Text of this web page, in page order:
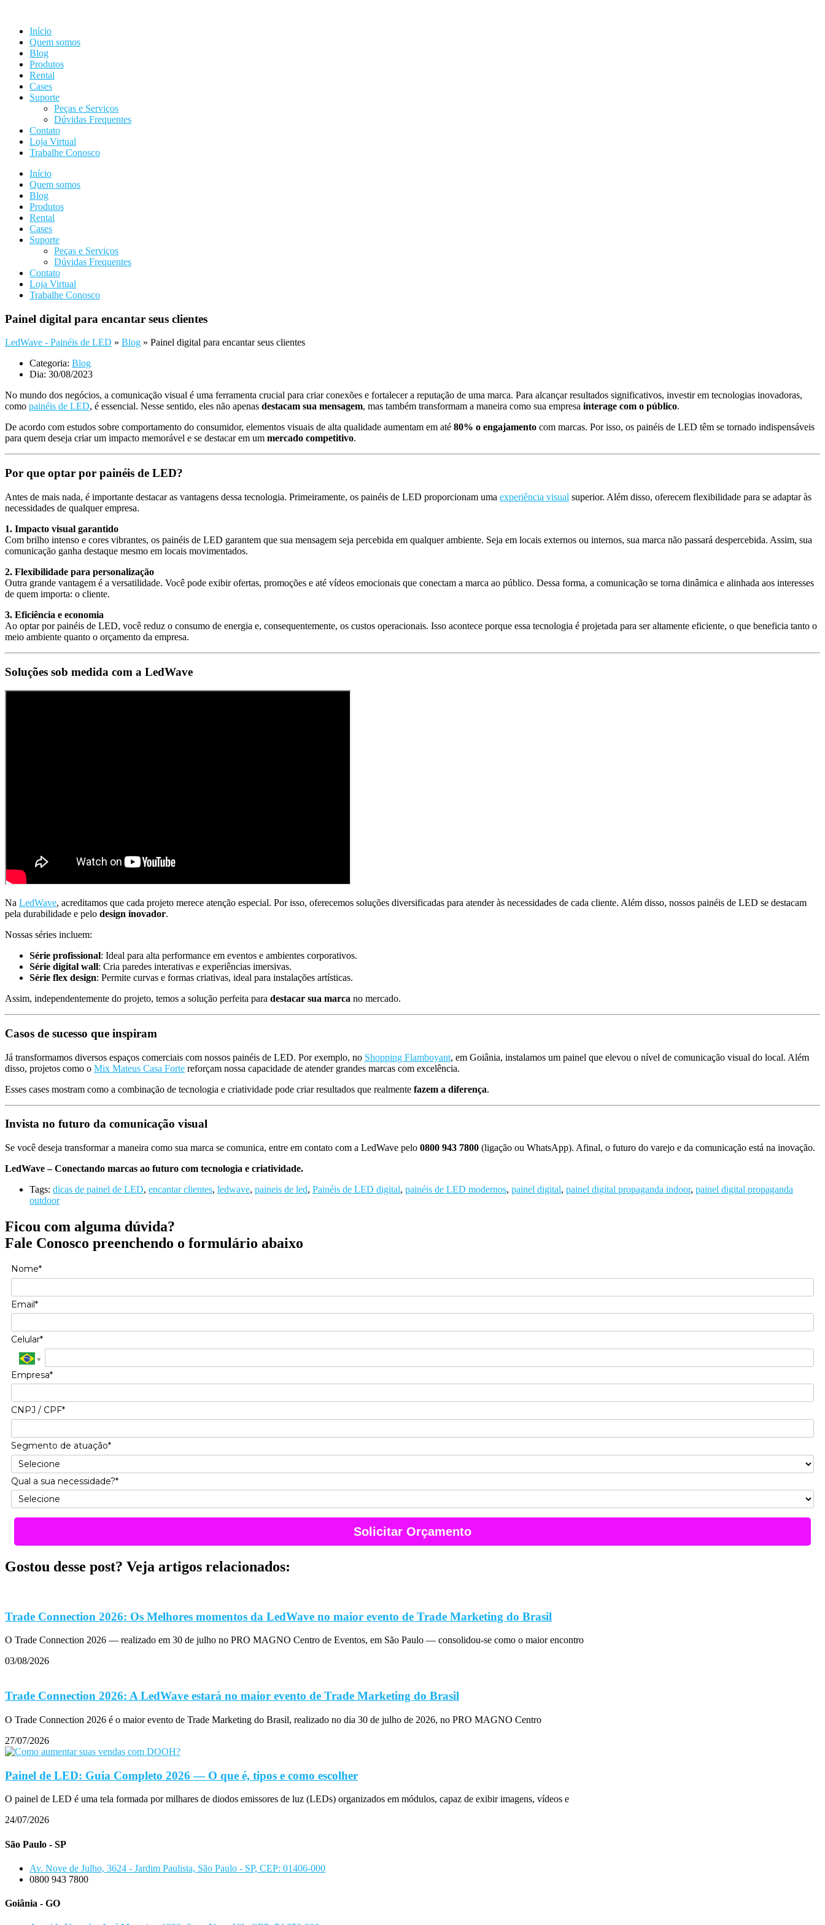
conteúdo
Início
Quem somos
Blog
Produtos
Rental
Cases
Suporte
Peças e Serviços
Dúvidas Frequentes
Contato
Loja Virtual
Trabalhe Conosco
Início
Quem somos
Blog
Produtos
Rental
Cases
Suporte
Peças e Serviços
Dúvidas Frequentes
Contato
Loja Virtual
Trabalhe Conosco
Painel digital para encantar seus clientes
LedWave - Painéis de LED » Blog » Painel digital para encantar seus clientes
Categoria: Blog
Dia: 30/08/2023
No mundo dos negócios, a comunicação visual é uma ferramenta crucial para criar conexões e fortalecer a reputação de uma marca. Para alcançar resultados significativos, investir em tecnologias inovadoras,
como painéis de LED, é essencial. Nesse sentido, eles não apenas destacam sua mensagem, mas também transformam a maneira como sua empresa interage com o público.
De acordo com estudos sobre comportamento do consumidor, elementos visuais de alta qualidade aumentam em até 80% o engajamento com marcas. Por isso, os painéis de LED têm se tornado indispensáveis
para quem deseja criar um impacto memorável e se destacar em um mercado competitivo.
Por que optar por painéis de LED?
Antes de mais nada, é importante destacar as vantagens dessa tecnologia. Primeiramente, os painéis de LED proporcionam uma experiência visual superior. Além disso, oferecem flexibilidade para se adaptar às
necessidades de qualquer empresa.
1. Impacto visual garantido
Com brilho intenso e cores vibrantes, os painéis de LED garantem que sua mensagem seja percebida em qualquer ambiente. Seja em locais externos ou internos, sua marca não passará despercebida. Assim, sua
comunicação ganha destaque mesmo em locais movimentados.
2. Flexibilidade para personalização
Outra grande vantagem é a versatilidade. Você pode exibir ofertas, promoções e até vídeos emocionais que conectam a marca ao público. Dessa forma, a comunicação se torna dinâmica e alinhada aos interesses
de quem importa: o cliente.
3. Eficiência e economia
Ao optar por painéis de LED, você reduz o consumo de energia e, consequentemente, os custos operacionais. Isso acontece porque essa tecnologia é projetada para ser altamente eficiente, o que beneficia tanto o
meio ambiente quanto o orçamento da empresa.
Soluções sob medida com a LedWave
Na LedWave, acreditamos que cada projeto merece atenção especial. Por isso, oferecemos soluções diversificadas para atender às necessidades de cada cliente. Além disso, nossos painéis de LED se destacam
pela durabilidade e pelo design inovador.
Nossas séries incluem:
Série profissional: Ideal para alta performance em eventos e ambientes corporativos.
Série digital wall: Cria paredes interativas e experiências imersivas.
Série flex design: Permite curvas e formas criativas, ideal para instalações artísticas.
Assim, independentemente do projeto, temos a solução perfeita para destacar sua marca no mercado.
Casos de sucesso que inspiram
Já transformamos diversos espaços comerciais com nossos painéis de LED. Por exemplo, no Shopping Flamboyant, em Goiânia, instalamos um painel que elevou o nível de comunicação visual do local. Além
disso, projetos como o Mix Mateus Casa Forte reforçam nossa capacidade de atender grandes marcas com excelência.
Esses cases mostram como a combinação de tecnologia e criatividade pode criar resultados que realmente fazem a diferença.
Invista no futuro da comunicação visual
Se você deseja transformar a maneira como sua marca se comunica, entre em contato com a LedWave pelo 0800 943 7800 (ligação ou WhatsApp). Afinal, o futuro do varejo e da comunicação está na inovação.
LedWave – Conectando marcas ao futuro com tecnologia e criatividade.
Tags: dicas de painel de LED, encantar clientes, ledwave, paineis de led, Painéis de LED digital, painéis de LED modernos, painel digital, painel digital propaganda indoor, painel digital propaganda
outdoor
Ficou com alguma dúvida?
Fale Conosco preenchendo o formulário abaixo
Nome*
Email*
Celular*
Empresa*
CNPJ / CPF*
Segmento de atuação*
Qual a sua necessidade?*
Solicitar Orçamento
Gostou desse post? Veja artigos relacionados:
Trade Connection 2026: Os Melhores momentos da LedWave no maior evento de Trade Marketing do Brasil
O Trade Connection 2026 — realizado em 30 de julho no PRO MAGNO Centro de Eventos, em São Paulo — consolidou-se como o maior encontro
03/08/2026
Trade Connection 2026: A LedWave estará no maior evento de Trade Marketing do Brasil
O Trade Connection 2026 é o maior evento de Trade Marketing do Brasil, realizado no dia 30 de julho de 2026, no PRO MAGNO Centro
27/07/2026
Painel de LED: Guia Completo 2026 — O que é, tipos e como escolher
O painel de LED é uma tela formada por milhares de diodos emissores de luz (LEDs) organizados em módulos, capaz de exibir imagens, vídeos e
24/07/2026
São Paulo - SP
Av. Nove de Julho, 3624 - Jardim Paulista, São Paulo - SP, CEP: 01406-000
0800 943 7800
Goiânia - GO